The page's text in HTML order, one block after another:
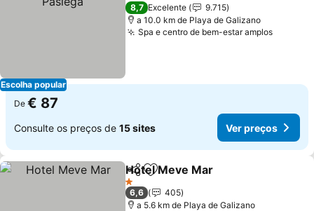
Escolha popular
8,7 Excelente
9.715
a 10.0 km de Playa de Galizano
Spa e centro de bem-estar amplos
De € 87
Consulte os preços de 15 sites Ver preços
PartilharAdicionar aos favoritos
Hotel Meve Mar
1 Estrelas
6,6
405
a 5.6 km de Playa de Galizano